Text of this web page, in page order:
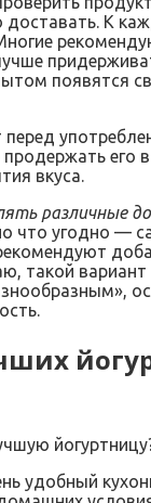
доставать. К
появятся
его
вкуса.
различные
что угодно —
такой вариант
удобный